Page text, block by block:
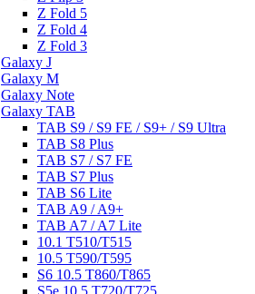
Z Fold 5
Z Fold 4
Z Fold 3
Galaxy J
Galaxy M
Galaxy Note
Galaxy TAB
TAB S9 / S9 FE / S9+ / S9 Ultra
TAB S8 Plus
TAB S7 / S7 FE
TAB S7 Plus
TAB S6 Lite
TAB A9 / A9+
TAB A7 / A7 Lite
10.1 T510/T515
10.5 T590/T595
S6 10.5 T860/T865
S5e 10.5 T720/T725